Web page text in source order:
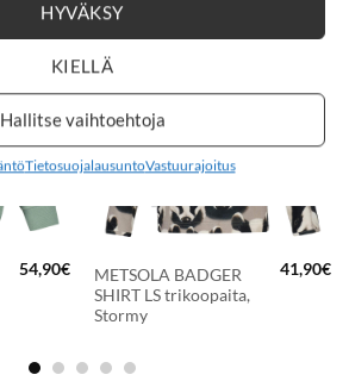
HYVÄKSY
KIELLÄ
Hallitse vaihtoehtoja
TietosuojalausuntoVastuurajoitus
54,90€
SUOSIKKEIHIN
METSOLA BADGER
SHIRT LS trikoopaita,
Stormy
41,90€